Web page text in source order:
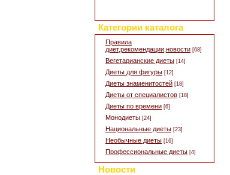
Категории каталога
Правила
диет,рекомендации,новости [68]
Вегетарианские диеты [14]
Диеты для фигуры [12]
Диеты знаменитостей [18]
Диеты от специалистов [18]
Диеты по времени [6]
Монодиеты [24]
Национальные диеты [23]
Необычные диеты [16]
Профессиональные диеты [4]
Новости